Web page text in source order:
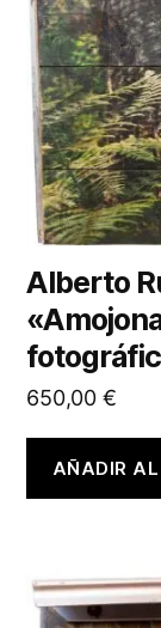
Alberto
650,00 €
AÑADIR